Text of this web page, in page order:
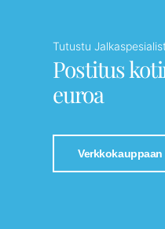
Tutustu
Postitus
euroa
Verkkokauppaan